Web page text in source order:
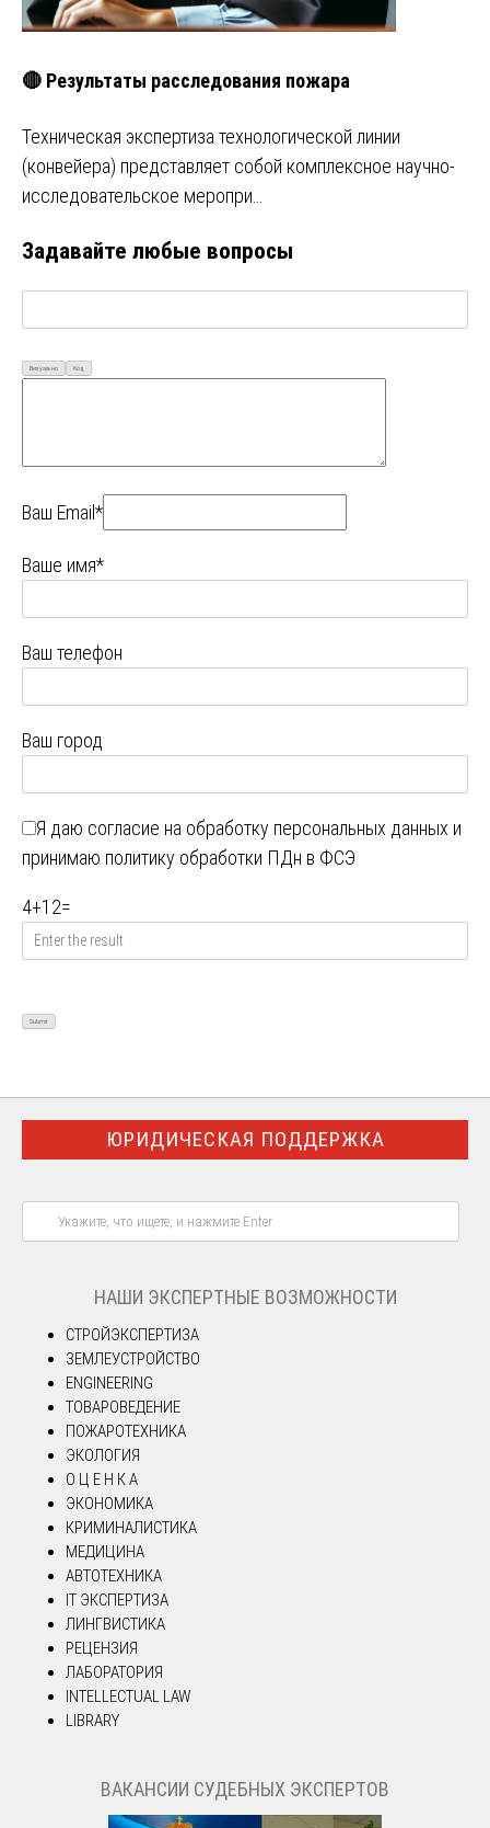
🔴 Результаты расследования пожара
Техническая экспертиза технологической линии
(конвейера) представляет собой комплексное научно-
исследовательское меропри…
Задавайте любые вопросы
Визуально Код
Ваш Email*
Ваше имя*
Ваш телефон
Ваш город
Я даю согласие на обработку персональных данных и
принимаю политику обработки ПДн в ФСЭ
4+12=
ЮРИДИЧЕСКАЯ ПОДДЕРЖКА
НАШИ ЭКСПЕРТНЫЕ ВОЗМОЖНОСТИ
СТРОЙЭКСПЕРТИЗА
ЗЕМЛЕУСТРОЙСТВО
ENGINEERING
ТОВАРОВЕДЕНИЕ
ПОЖАРОТЕХНИКА
ЭКОЛОГИЯ
О Ц Е Н К А
ЭКОНОМИКА
КРИМИНАЛИСТИКА
МЕДИЦИНА
АВТОТЕХНИКА
IT ЭКСПЕРТИЗА
ЛИНГВИСТИКА
РЕЦЕНЗИЯ
ЛАБОРАТОРИЯ
INTELLECTUAL LAW
LIBRARY
ВАКАНСИИ СУДЕБНЫХ ЭКСПЕРТОВ